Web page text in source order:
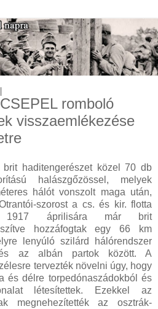
romboló
visszaemlékezése
brit haditengerészet közel 70 db
halászgőzössel, melyek
hálót vonszolt maga után,
szorost a cs. és kir. flotta
1917 áprilisára már brit
hozzáfogtak egy 66 km
lenyúló szilárd hálórendszer
az albán partok között. A
tervezték növelni úgy, hogy
és délre torpedónaszádokból és
létesítettek. Ezekkel az
megnehezítették az osztrák-